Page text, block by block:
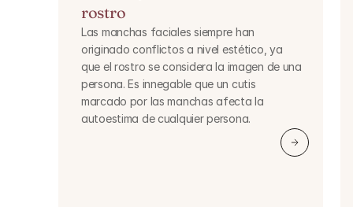
rostro
Las manchas faciales siempre han
originado conflictos a nivel estético, ya
que el rostro se considera la imagen de una
persona. Es innegable que un cutis
marcado por las manchas afecta la
autoestima de cualquier persona.